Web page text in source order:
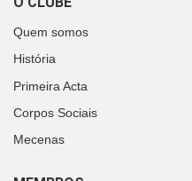
Quem somos
História
Primeira Acta
Corpos Sociais
Mecenas